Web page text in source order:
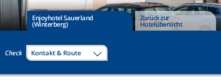
Enjoyhotel Sauerland
(Winterberg)
Zurück zur
Hotelübersicht
Check Kontakt & Route